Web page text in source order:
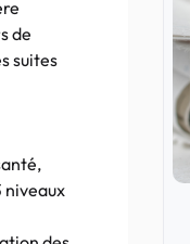
de
suites
niveaux